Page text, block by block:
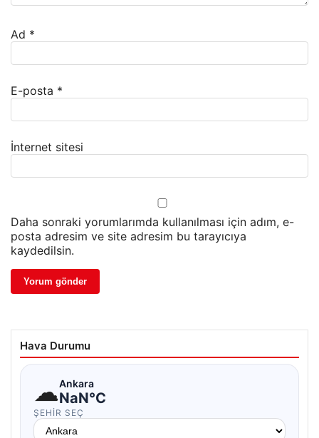
Ad *
E-posta *
İnternet sitesi
Daha sonraki yorumlarımda kullanılması için adım, e-
posta adresim ve site adresim bu tarayıcıya
kaydedilsin.
Hava Durumu
☁Ankara
NaN°C
ŞEHIR SEÇ